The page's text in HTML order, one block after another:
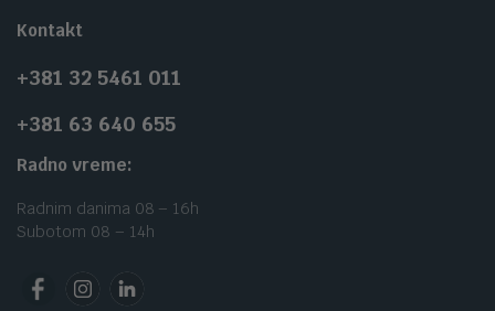
Kontakt
+381 32 5461 011
+381 63 640 655
Radno vreme:
Radnim danima 08 – 16h
Subotom 08 – 14h